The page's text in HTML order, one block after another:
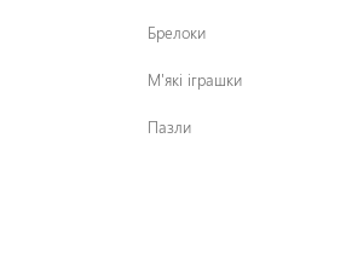
Брелоки
М'які іграшки
Пазли